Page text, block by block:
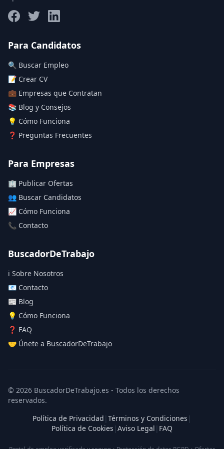
Deja vacío para "sin límite"
Aplicar filtros
Para Candidatos
🔍 Buscar Empleo
📝 Crear CV
💼 Empresas que Contratan
📚 Blog y Consejos
💡 Cómo Funciona
❓ Preguntas Frecuentes
Para Empresas
🏢 Publicar Ofertas
👥 Buscar Candidatos
📈 Cómo Funciona
📞 Contacto
BuscadorDeTrabajo
ℹ️ Sobre Nosotros
📧 Contacto
📰 Blog
💡 Cómo Funciona
❓ FAQ
🤝 Únete a BuscadorDeTrabajo
© 2026 BuscadorDeTrabajo.es - Todos los derechos
reservados.
Política de Privacidad | Términos y Condiciones |
Política de Cookies | Aviso Legal | FAQ